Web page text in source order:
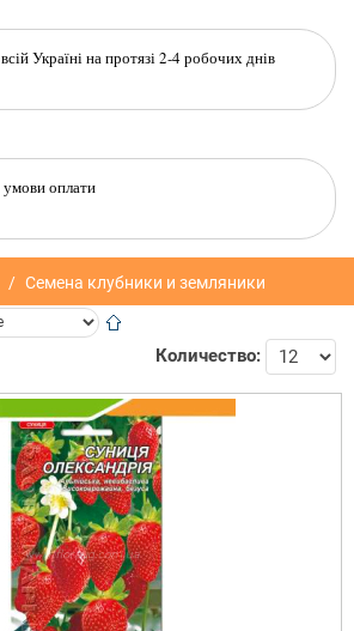
Україні на протязі 2-4 робочих днів
оплати
Семена клубники и земляники
Количество: